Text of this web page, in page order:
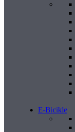
E-Bicikle